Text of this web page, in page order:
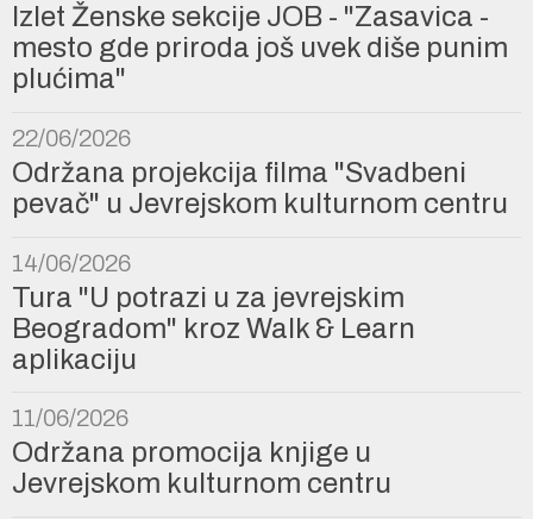
Izlet Ženske sekcije JOB - "Zasavica -
mesto gde priroda još uvek diše punim
plućima"
22/06/2026
Održana projekcija filma "Svadbeni
pevač" u Jevrejskom kulturnom centru
14/06/2026
Tura "U potrazi u za jevrejskim
Beogradom" kroz Walk & Learn
aplikaciju
11/06/2026
Održana promocija knjige u
Jevrejskom kulturnom centru